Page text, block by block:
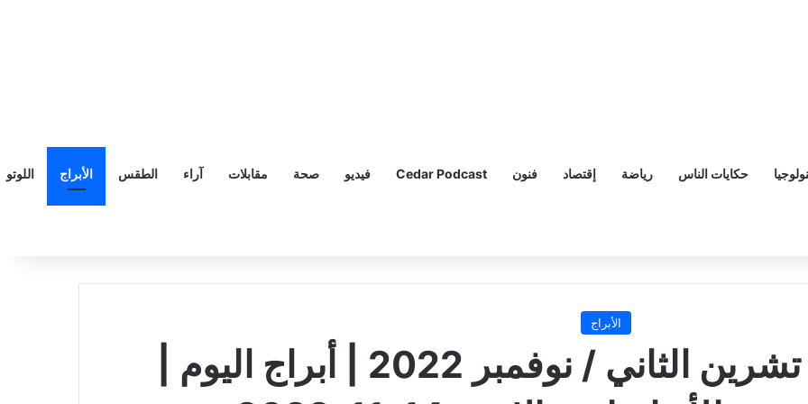
حكايات الناس رياضة إقتصاد فنون Cedar Podcast فيديو صحة مقابلات آراء الطقس الأبراج اللوتو
الأبراج